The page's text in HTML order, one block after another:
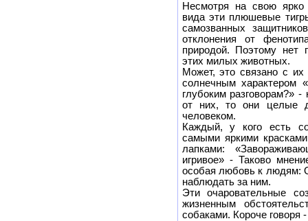
Несмотря на свою ярко
вида эти плюшевые
самозванных
отклонения от
природой. Поэтому нет
этих милых животных.
Может, это связано с
солнечным характером
глубоким разговорам?»
от них, то они целые
человеком.
Каждый, у кого есть
самыми яркими
лапками:
игривое» - Таково
особая любовь к людям:
наблюдать за ним.
Эти очаровательные
жизненным
собаками. Короче говоря